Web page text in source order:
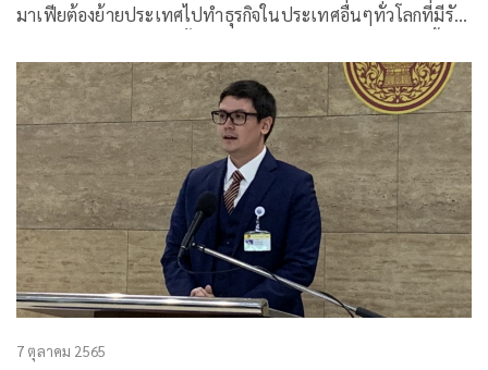
มาเฟียต้องย้ายประเทศไปทำธุรกิจในประเทศอื่นๆทั่วโลกที่มีรัฐ
ไม่ได้เห็นและไม่เกิดในประเทศไทย
7 ตุลาคม 2565